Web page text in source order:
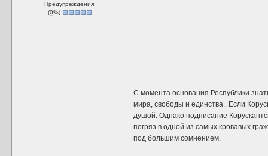
Предупреждения:
(0%)
С момента основания Республики
мира, свободы и единства.. Если
душой. Однако подписание
погряз в одной из самых кровавых
под большим сомнением.